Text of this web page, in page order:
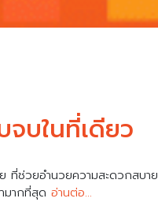
บในที่เดียว
ที่ช่วยอำนวยความสะดวกสบาย
มากที่สุด อ่านต่อ...